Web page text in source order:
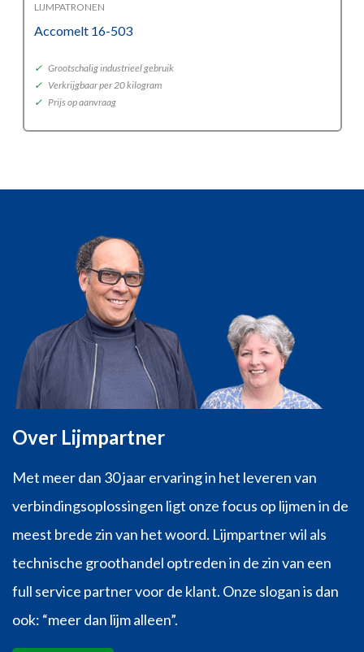
LIJMPATRONEN
Accomelt 16-503
✓ Grootschalig industrieel gebruik
✓ Verkrijgbaar per 20 kilogram
✓ Prijs op aanvraag
Over Lijmpartner
Met meer dan 30 jaar ervaring in het leveren van
verbindingsoplossingen ligt onze focus op lijmen in de
meest brede zin van het woord. Lijmpartner wil als
technische groothandel optreden in de zin van een
full service partner voor de klant. Onze slogan is dan
ook: “meer dan lijm alleen”.